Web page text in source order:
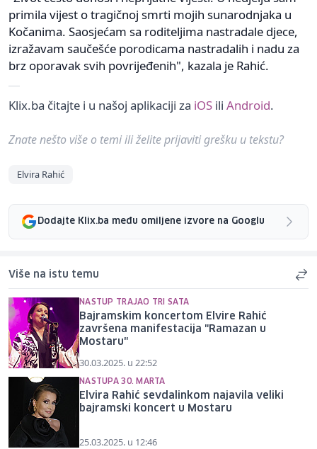
primila vijest o tragičnoj smrti mojih sunarodnjaka u
Kočanima. Saosjećam sa roditeljima nastradale djece,
izražavam saučešće porodicama nastradalih i nadu za
brz oporavak svih povrijeđenih", kazala je Rahić.
Klix.ba čitajte i u našoj aplikaciji za iOS ili Android.
Znate nešto više o temi ili želite prijaviti grešku u tekstu?
Elvira Rahić
Dodajte Klix.ba među omiljene izvore na Googlu
Više na istu temu
NASTUP TRAJAO TRI SATA
Bajramskim koncertom Elvire Rahić
završena manifestacija "Ramazan u
Mostaru"
30.03.2025. u 22:52
NASTUPA 30. MARTA
Elvira Rahić sevdalinkom najavila veliki
bajramski koncert u Mostaru
25.03.2025. u 12:46